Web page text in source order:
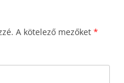
A kötelező mezőket *